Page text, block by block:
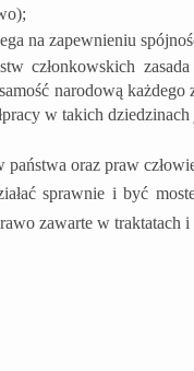
na zapewnieniu
członkowskich
narodową
w takich
oraz praw
sprawnie i być
zawarte w traktatach